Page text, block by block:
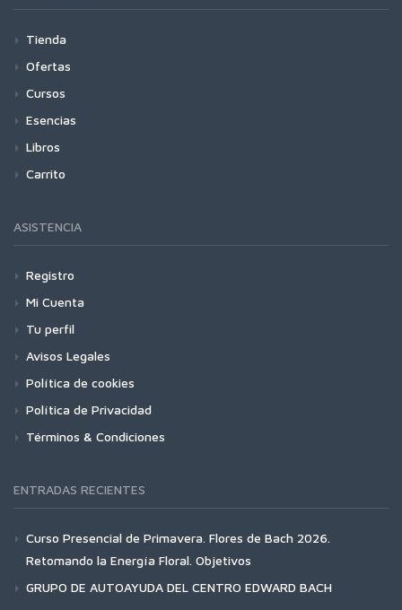
Tienda
Ofertas
Cursos
Esencias
Libros
Carrito
ASISTENCIA
Registro
Mi Cuenta
Tu perfil
Avisos Legales
Política de cookies
Política de Privacidad
Términos & Condiciones
ENTRADAS RECIENTES
Curso Presencial de Primavera. Flores de Bach 2026.
Retomando la Energía Floral. Objetivos
GRUPO DE AUTOAYUDA DEL CENTRO EDWARD BACH